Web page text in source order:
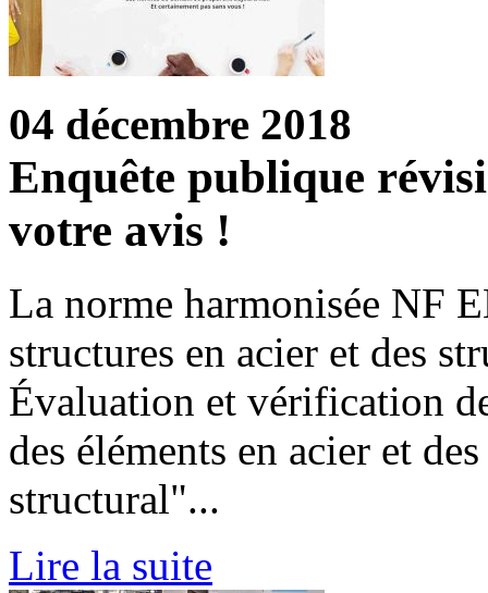
04 décembre 2018
Enquête publique
votre avis !
La norme harmonisée NF
structures en acier et des
Évaluation et vérification
des éléments en acier et
structural"...
Lire la suite